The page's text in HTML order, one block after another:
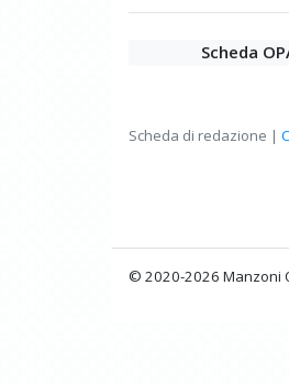
Scheda
Scheda di redazione |
© 2020-2026 Manzoni